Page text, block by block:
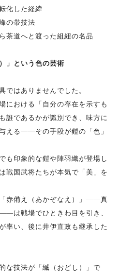
化した経緯
の帯技法
道へと渡った組紐の名品
」という色の芸術
ではありませんでした。
における「自分の存在を示すも
誰であるかが識別でき、味方に
える——その手段が鎧の「色」
も印象的な鎧や陣羽織が登場し
戦国武将たちが本気で「美」を
赤備え（あかぞなえ）」——真
は戦場でひときわ目を引き、
率い、後に井伊直政も継承した
な技法が「縅（おどし）」で